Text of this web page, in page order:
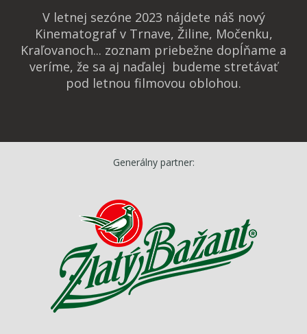
V letnej sezóne 2023 nájdete náš nový
Kinematograf v Trnave, Žiline, Močenku,
Kraľovanoch... zoznam priebežne dopĺňame a
veríme, že sa aj naďalej budeme stretávať
pod letnou filmovou oblohou.
Generálny partner: